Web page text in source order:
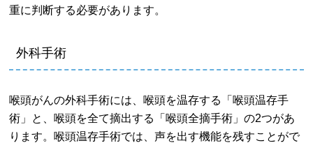
重に判断する必要があります。
外科手術
喉頭がんの外科手術には、喉頭を温存する「喉頭温存手
術」と、喉頭を全て摘出する「喉頭全摘手術」の2つがあ
ります。喉頭温存手術では、声を出す機能を残すことがで